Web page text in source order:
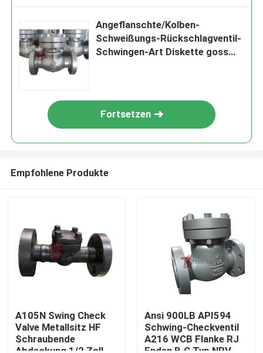
Angeflanschte/Kolben-
Schweißungs-Rückschlagventil-
Schwingen-Art Diskette goss
Fortsetzen
Empfohlene Produkte
A105N Swing Check
Valve Metallsitz HF
Schraubende
Ansi 900LB API594
Schwing-Checkventil
A216 WCB Flanke RJ